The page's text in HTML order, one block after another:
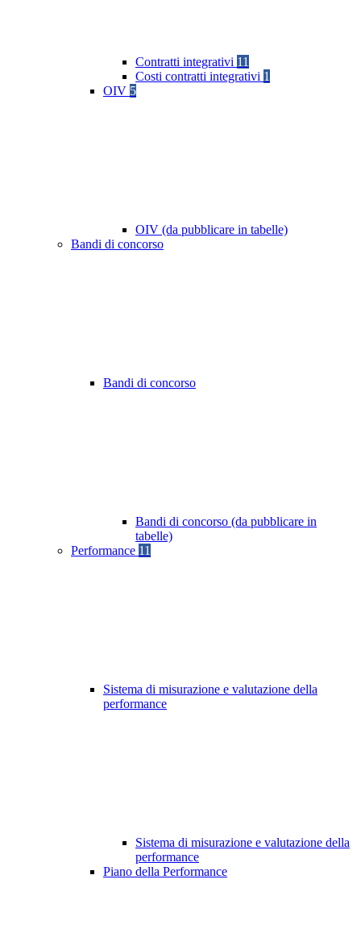
Contratti integrativi 11
Costi contratti integrativi 1
OIV 5
OIV (da pubblicare in tabelle)
Bandi di concorso
Bandi di concorso
Bandi di concorso (da pubblicare in
tabelle)
Performance 11
Sistema di misurazione e valutazione della
performance
Sistema di misurazione e valutazione della
performance
Piano della Performance